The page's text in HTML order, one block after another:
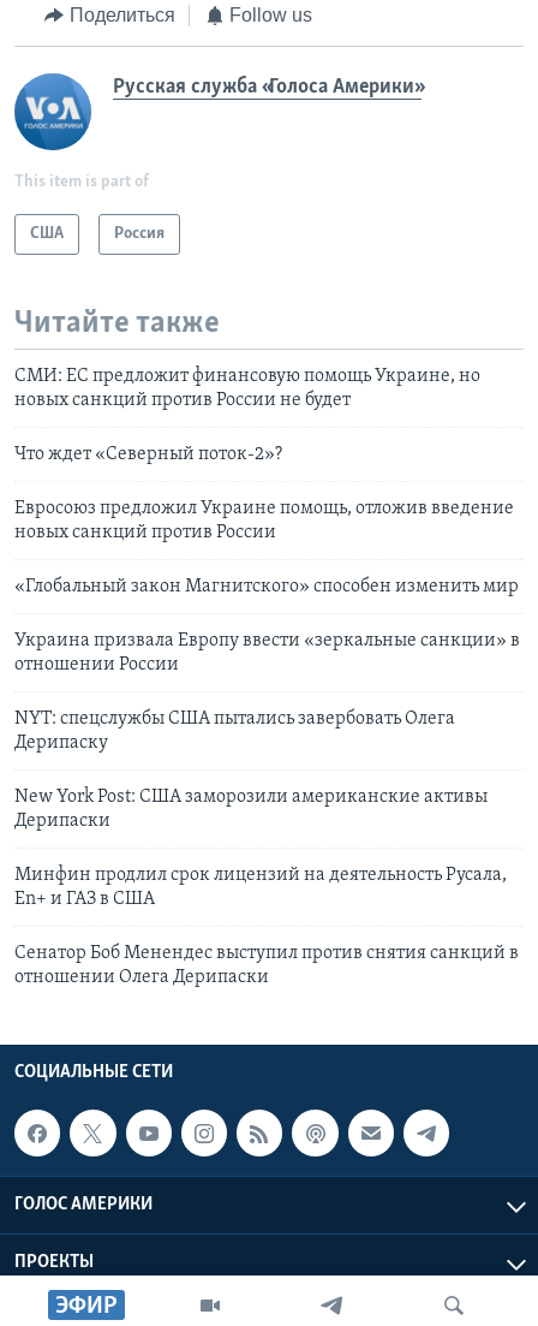
ЭФИР
Поделиться Follow us
Русская служба «Голоса Америки»
This item is part of
США Россия
Читайте также
СМИ: ЕС предложит финансовую помощь Украине, но
новых санкций против России не будет
Что ждет «Северный поток-2»?
Евросоюз предложил Украине помощь, отложив введение
новых санкций против России
«Глобальный закон Магнитского» способен изменить мир
Украина призвала Европу ввести «зеркальные санкции» в
отношении России
NYT: спецслужбы США пытались завербовать Олега
Дерипаску
New York Post: США заморозили американские активы
Дерипаски
Минфин продлил срок лицензий на деятельность Русала,
Еn+ и ГАЗ в США
Сенатор Боб Менендес выступил против снятия санкций в
отношении Олега Дерипаски
СОЦИАЛЬНЫЕ СЕТИ
ГОЛОС АМЕРИКИ
ПРОЕКТЫ